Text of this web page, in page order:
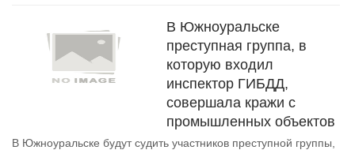
В Южноуральске
преступная группа, в
которую входил
инспектор ГИБДД,
совершала кражи с
промышленных объектов
В Южноуральске будут судить участников преступной группы,